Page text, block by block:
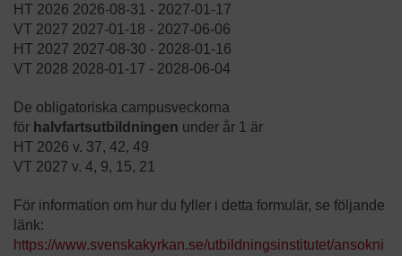
HT 2026 2026-08-31 - 2027-01-17
VT 2027 2027-01-18 - 2027-06-06
HT 2027 2027-08-30 - 2028-01-16
VT 2028 2028-01-17 - 2028-06-04
De obligatoriska campusveckorna
för halvfartsutbildningen under år 1 är
HT 2026 v. 37, 42, 49
VT 2027 v. 4, 9, 15, 21
För information om hur du fyller i detta formulär, se följande
länk:
https://www.svenskakyrkan.se/utbildningsinstitutet/ansokni